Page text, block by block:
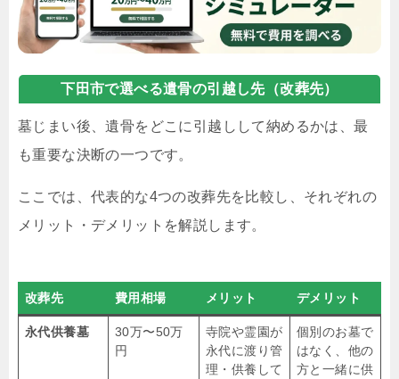
下田市で選べる遺骨の引越し先（改葬先）
墓じまい後、遺骨をどこに引越しして納めるかは、最
も重要な決断の一つです。
ここでは、代表的な4つの改葬先を比較し、それぞれの
メリット・デメリットを解説します。
改葬先 費用相場 メリット デメリット
永代供養墓
30万〜50万
円
寺院や霊園が
永代に渡り管
理・供養して
個別のお墓で
はなく、他の
方と一緒に供